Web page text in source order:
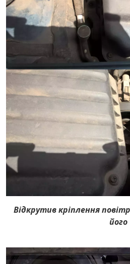
Відкрутив кріплення
його